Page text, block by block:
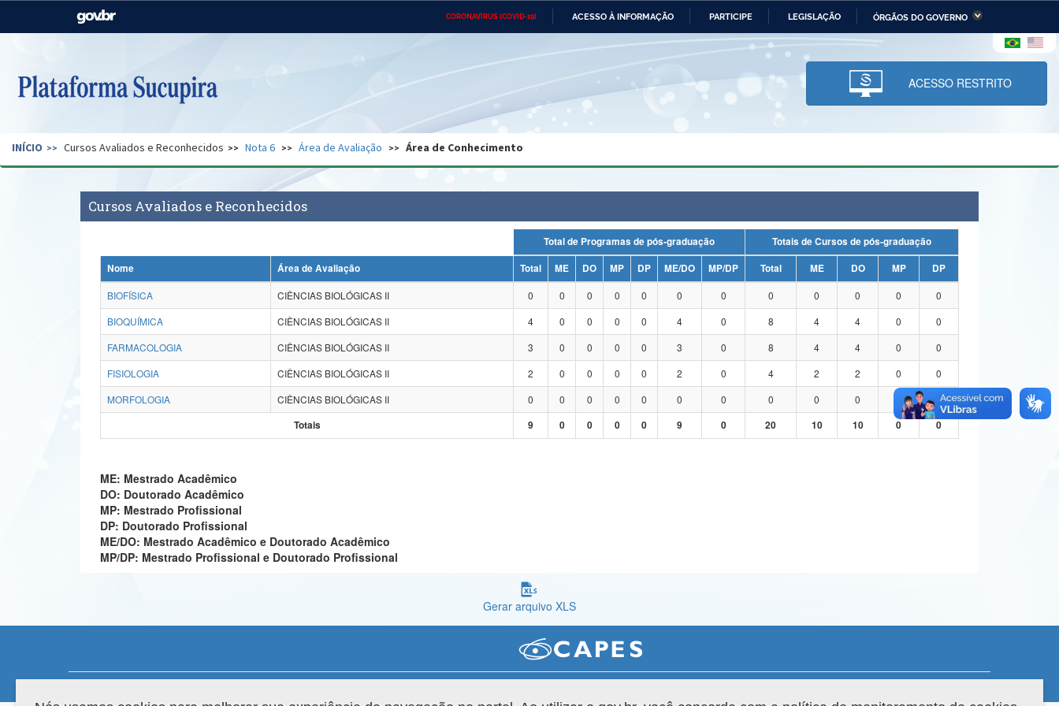
CORONAVÍRUS (COVID-19) ACESSO À INFORMAÇÃO PARTICIPE LEGISLAÇÃO ÓRGÃOS DO GOVERNO
Casa Civil Ministério das Relações Ministério da Economia Ministério da Infraestrutura
Pecuária e Abastecimento
Ministério da Ciência,
Tecnologia, Inovações e
Comunicações
Ministério do Desenvolvimento
Regional e dos Direitos Humanos
Secretaria de Governo Gabinete de Segurança Advocacia-Geral da União Banco Central do Brasil Planalto
ACESSO RESTRITO
INÍCIO Cursos Avaliados e Reconhecidos Nota 6 Área de Avaliação Área de Conhecimento
Cursos Avaliados e Reconhecidos
Total de Programas de pós-graduação
Totais de Cursos de pós-graduação
Nome
Área de Avaliação Total ME DO MP DP ME/DO MP/DP Total ME DO MP
DP
BIOFÍSICA
CIÊNCIAS BIOLÓGICAS II 0 0 0 0 0 0 0 0 0 0 0
0
BIOQUÍMICA
CIÊNCIAS BIOLÓGICAS II 4 0 0 0 0 4 0 8 4 4 0
0
FARMACOLOGIA
CIÊNCIAS BIOLÓGICAS II 3 0 0 0 0 3 0 8 4 4 0
0
FISIOLOGIA
CIÊNCIAS BIOLÓGICAS II 2 0 0 0 0 2 0 4 2 2 0
0
MORFOLOGIA
CIÊNCIAS BIOLÓGICAS II 0 0 0 0 0 0 0 0 0 0
0
Totais
9 0 0 0 0 9 0 20 10 10 0 0
ME: Mestrado Acadêmico
DO: Doutorado Acadêmico
MP: Mestrado Profissional
DP: Doutorado Profissional
ME/DO: Mestrado Acadêmico e Doutorado Acadêmico
MP/DP: Mestrado Profissional e Doutorado Profissional
Gerar arquivo XLS